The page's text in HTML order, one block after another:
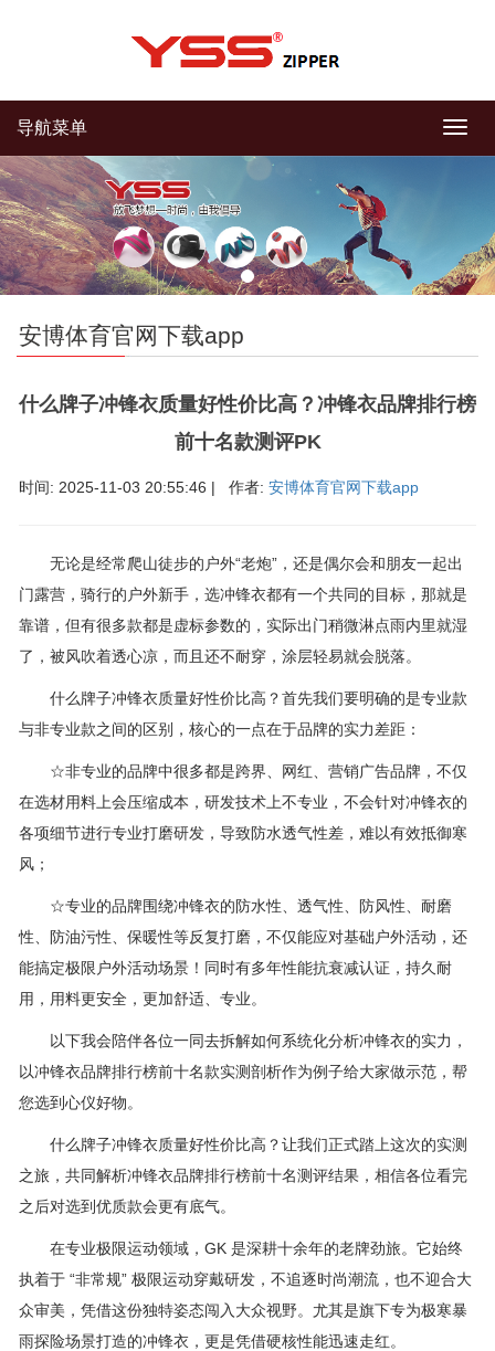
导
导航菜单
安博体育官网下载app
什么牌子冲锋衣质量好性价比高？冲锋衣品牌排行榜
前十名款测评PK
时间: 2025-11-03 20:55:46 | 作者: 安博体育官网下载app
无论是经常爬山徒步的户外“老炮”，还是偶尔会和朋友一起出
门露营，骑行的户外新手，选冲锋衣都有一个共同的目标，那就是
靠谱，但有很多款都是虚标参数的，实际出门稍微淋点雨内里就湿
了，被风吹着透心凉，而且还不耐穿，涂层轻易就会脱落。
什么牌子冲锋衣质量好性价比高？首先我们要明确的是专业款
与非专业款之间的区别，核心的一点在于品牌的实力差距：
☆非专业的品牌中很多都是跨界、网红、营销广告品牌，不仅
在选材用料上会压缩成本，研发技术上不专业，不会针对冲锋衣的
各项细节进行专业打磨研发，导致防水透气性差，难以有效抵御寒
风；
☆专业的品牌围绕冲锋衣的防水性、透气性、防风性、耐磨
性、防油污性、保暖性等反复打磨，不仅能应对基础户外活动，还
能搞定极限户外活动场景！同时有多年性能抗衰减认证，持久耐
用，用料更安全，更加舒适、专业。
以下我会陪伴各位一同去拆解如何系统化分析冲锋衣的实力，
以冲锋衣品牌排行榜前十名款实测剖析作为例子给大家做示范，帮
您选到心仪好物。
什么牌子冲锋衣质量好性价比高？让我们正式踏上这次的实测
之旅，共同解析冲锋衣品牌排行榜前十名测评结果，相信各位看完
之后对选到优质款会更有底气。
在专业极限运动领域，GK 是深耕十余年的老牌劲旅。它始终
执着于 “非常规” 极限运动穿戴研发，不追逐时尚潮流，也不迎合大
众审美，凭借这份独特姿态闯入大众视野。尤其是旗下专为极寒暴
雨探险场景打造的冲锋衣，更是凭借硬核性能迅速走红。